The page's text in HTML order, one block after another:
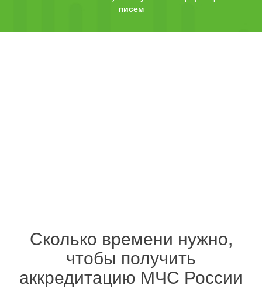
писем
Сколько времени нужно,
чтобы получить
аккредитацию МЧС России